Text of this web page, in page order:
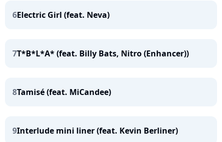
6Electric Girl (feat. Neva)
7T*B*L*A* (feat. Billy Bats, Nitro (Enhancer))
8Tamisé (feat. MiCandee)
9Interlude mini liner (feat. Kevin Berliner)